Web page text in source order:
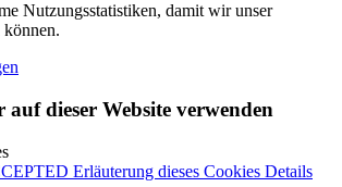
Nutzungsstatistiken, damit wir unser
können.
auf dieser Website verwenden
Erläuterung dieses Cookies Details